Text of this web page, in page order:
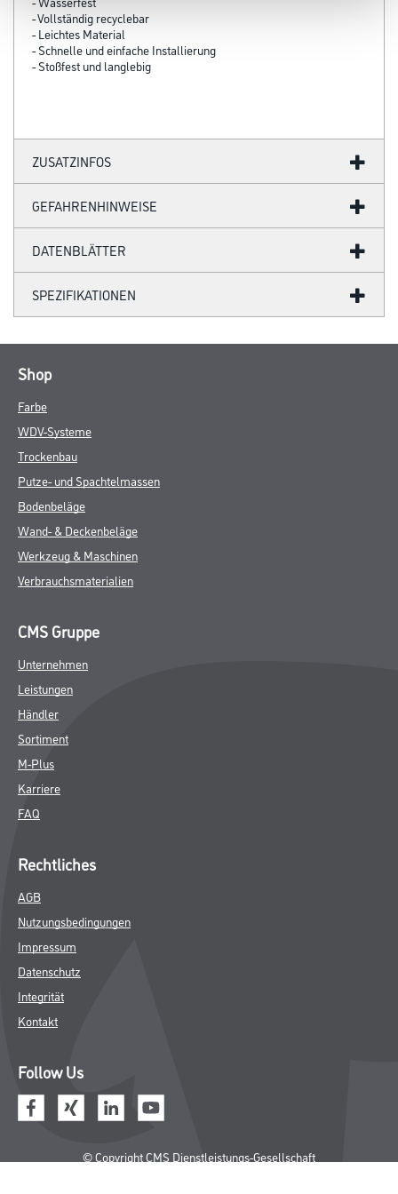
- Vollständig recyclebar
- Leichtes Material
- Schnelle und einfache Installierung
- Stoßfest und langlebig
ZUSATZINFOS
GEFAHRENHINWEISE
DATENBLÄTTER
SPEZIFIKATIONEN
Shop
Farbe
WDV-Systeme
Trockenbau
Putze- und Spachtelmassen
Bodenbeläge
Wand- & Deckenbeläge
Werkzeug & Maschinen
Verbrauchsmaterialien
CMS Gruppe
Unternehmen
Leistungen
Händler
Sortiment
M-Plus
Karriere
FAQ
Rechtliches
AGB
Nutzungsbedingungen
Impressum
Datenschutz
Integrität
Kontakt
Follow Us
© Copyright CMS Dienstleistungs-Gesellschaft